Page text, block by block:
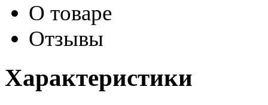
О товаре
Отзывы
Характеристики